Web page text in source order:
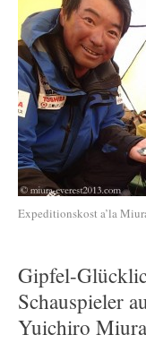
Expeditionskost a’la
Gipfel-
Schauspieler
Yuichiro